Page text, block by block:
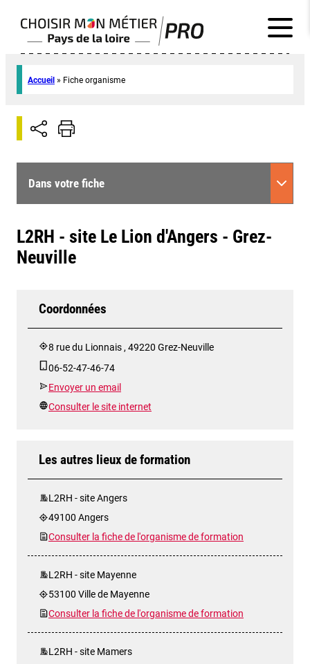
Accueil » Fiche organisme
Dans votre fiche
L2RH - site Le Lion d'Angers - Grez-
Neuville
Coordonnées
8 rue du Lionnais , 49220 Grez-Neuville
06-52-47-46-74
Envoyer un email
Consulter le site internet
Les autres lieux de formation
L2RH - site Angers
49100 Angers
Consulter la fiche de l'organisme de formation
L2RH - site Mayenne
53100 Ville de Mayenne
Consulter la fiche de l'organisme de formation
L2RH - site Mamers